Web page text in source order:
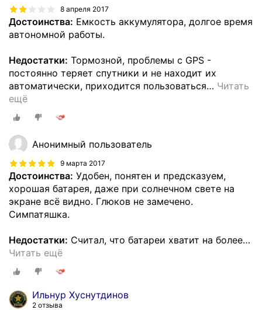
8 апреля 2017
Достоинства: Емкость аккумулятора, долгое время
автономной работы.
Недостатки: Тормозной, проблемы с GPS -
постоянно теряет спутники и не находит их
автоматически, приходится пользоваться… Читать
ещё
Анонимный пользователь
9 марта 2017
Достоинства: Удобен, понятен и предсказуем,
хорошая батарея, даже при солнечном свете на
экране всё видно. Глюков не замечено.
Симпатяшка.
Недостатки: Считал, что батареи хватит на более…
Читать ещё
Ильнур Хуснутдинов
2 отзыва